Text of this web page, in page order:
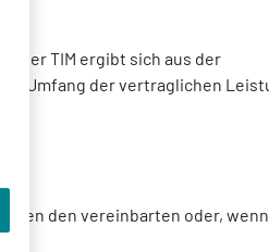
der TIM ergibt sich aus der
Umfang der vertraglichen
den vereinbarten oder,